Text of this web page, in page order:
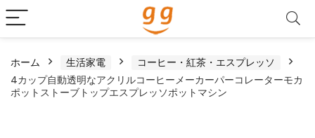
ホーム 生活家電
コーヒー・紅茶・エスプレッソ
4カップ自動透明なアクリルコーヒーメーカーパーコレーターモカ
ポットストーブトップエスプレッソポットマシン